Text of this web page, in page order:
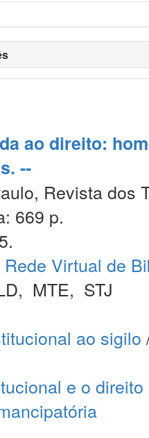
ao direito:
--
Revista dos
669 p.
Rede Virtual de
, MTE, STJ
ao sigilo
e o